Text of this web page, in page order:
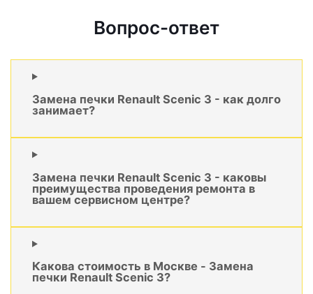
Вопрос-ответ
Замена печки Renault Scenic 3 - как долго
занимает?
Замена печки Renault Scenic 3 - каковы
преимущества проведения ремонта в
вашем сервисном центре?
Какова стоимость в Москве - Замена
печки Renault Scenic 3?